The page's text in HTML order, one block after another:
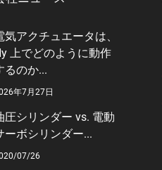
気アクチュエータは、
上でどのように動作
るのか...
年7月27日
圧シリンダー vs. 電動
ーボシリンダー...
07/26